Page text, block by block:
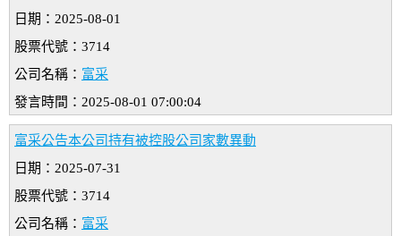
日期：2025-08-01
股票代號：3714
公司名稱： 富采
發言時間：2025-08-01 07:00:04
富采公告本公司持有被控股公司家數異動
日期：2025-07-31
股票代號：3714
公司名稱： 富采